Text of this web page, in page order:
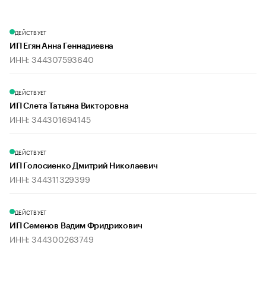
ДЕЙСТВУЕТ
ИП Егян Анна Геннадиевна
ИНН: 344307593640
ДЕЙСТВУЕТ
ИП Слета Татьяна Викторовна
ИНН: 344301694145
ДЕЙСТВУЕТ
ИП Голосиенко Дмитрий Николаевич
ИНН: 344311329399
ДЕЙСТВУЕТ
ИП Семенов Вадим Фридрихович
ИНН: 344300263749